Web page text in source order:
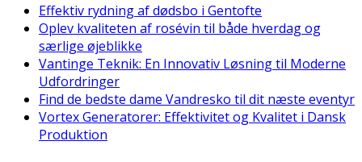
Effektiv rydning af dødsbo i Gentofte
Oplev kvaliteten af rosévin til både hverdag og
særlige øjeblikke
Vantinge Teknik: En Innovativ Løsning til Moderne
Udfordringer
Find de bedste dame Vandresko til dit næste eventyr
Vortex Generatorer: Effektivitet og Kvalitet i Dansk
Produktion